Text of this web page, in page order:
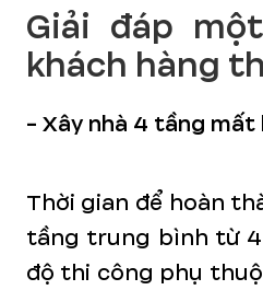
Giải đáp
khách hàng
- Xây nhà 4 tầng mất
Thời gian để hoàn
tầng trung bình từ 4
độ thi công phụ